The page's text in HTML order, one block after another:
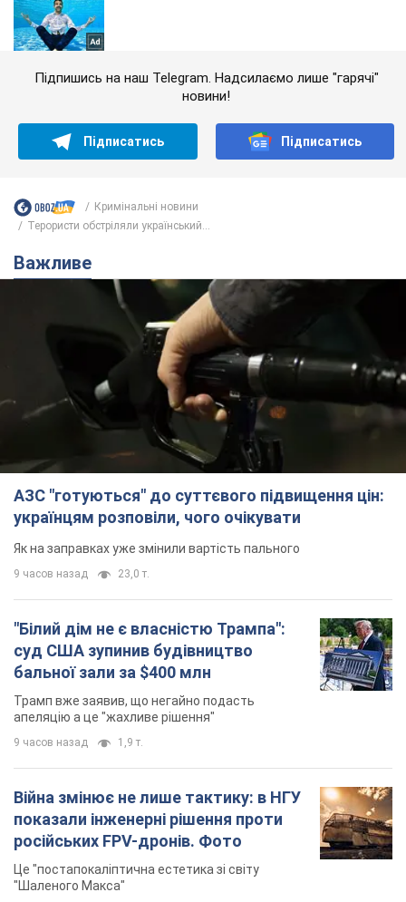
Підпишись на наш Telegram. Надсилаємо лише "гарячі"
новини!
Підписатись Підписатись
Кримінальні новини
Терористи обстріляли український...
Важливе
АЗС "готуються" до суттєвого підвищення цін:
українцям розповіли, чого очікувати
Як на заправках уже змінили вартість пального
9 часов назад 23,0 т.
"Білий дім не є власністю Трампа":
суд США зупинив будівництво
бальної зали за $400 млн
Трамп вже заявив, що негайно подасть
апеляцію а це "жахливе рішення"
9 часов назад 1,9 т.
Війна змінює не лише тактику: в НГУ
показали інженерні рішення проти
російських FPV-дронів. Фото
Це "постапокаліптична естетика зі світу
"Шаленого Макса"